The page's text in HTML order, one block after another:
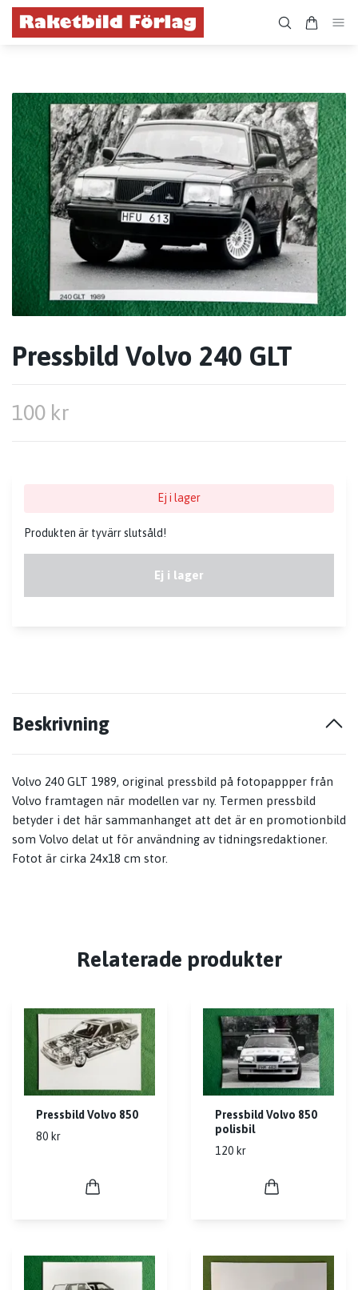
Pressbild Volvo 240 GLT
100 kr
Ej i lager
Produkten är tyvärr slutsåld!
Ej i lager
Beskrivning
Volvo 240 GLT 1989, original pressbild på fotopappper från
Volvo framtagen när modellen var ny. Termen pressbild
betyder i det här sammanhanget att det är en promotionbild
som Volvo delat ut för användning av tidningsredaktioner.
Fotot är cirka 24x18 cm stor.
Relaterade produkter
Pressbild Volvo 850
80 kr
Pressbild Volvo 850
polisbil
120 kr